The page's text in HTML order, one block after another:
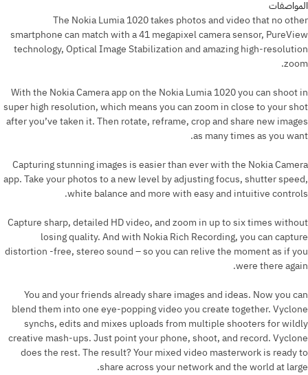
المواصفات
The Nokia Lumia 1020 takes photos and video that no other
smartphone can match with a 41 megapixel camera sensor, PureView
technology, Optical Image Stabilization and amazing high-resolution
zoom.
With the Nokia Camera app on the Nokia Lumia 1020 you can shoot in
super high resolution, which means you can zoom in close to your shot
after you’ve taken it. Then rotate, reframe, crop and share new images
as many times as you want.
Capturing stunning images is easier than ever with the Nokia Camera
app. Take your photos to a new level by adjusting focus, shutter speed,
white balance and more with easy and intuitive controls.
Capture sharp, detailed HD video, and zoom in up to six times without
losing quality. And with Nokia Rich Recording, you can capture
distortion -free, stereo sound – so you can relive the moment as if you
were there again.
You and your friends already share images and ideas. Now you can
blend them into one eye-popping video you create together. Vyclone
synchs, edits and mixes uploads from multiple shooters for wildly
creative mash-ups. Just point your phone, shoot, and record. Vyclone
does the rest. The result? Your mixed video masterwork is ready to
share across your network and the world at large.